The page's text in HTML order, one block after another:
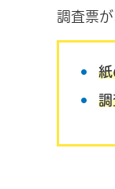
調査票